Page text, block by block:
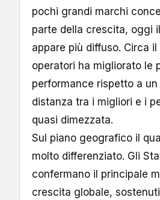
pochi grandi marchi
parte della crescita, oggi
appare più diffuso. Circa
operatori ha migliorato le
performance rispetto a
distanza tra i migliori e i
quasi dimezzata.
Sul piano geografico il
molto differenziato. Gli
confermano il principale
crescita globale,